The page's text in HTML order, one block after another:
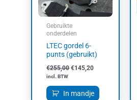
Gebruikte
onderdelen
LTEC gordel 6-
punts (gebruikt)
€255,00 €145,20
incl. BTW
In mandje